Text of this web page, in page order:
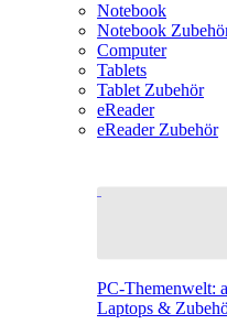
Notebook
Notebook
Computer
Tablets
Tablet Zubehör
eReader
eReader Zubehör
PC-Themenwelt:
Laptops &